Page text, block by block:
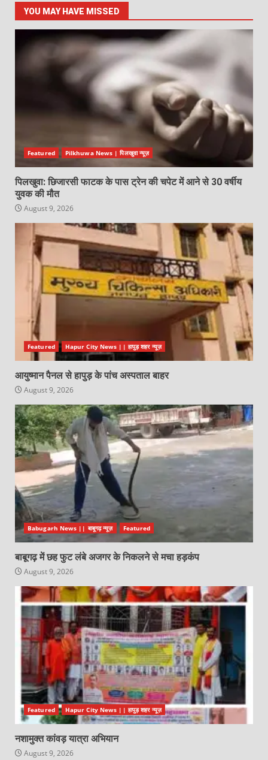
YOU MAY HAVE MISSED
Featured Pilkhuwa News | पिलखुवा न्यूज़
पिलखुवा: छिजारसी फाटक के पास ट्रेन की चपेट में आने से 30 वर्षीय
युवक की मौत
August 9, 2026
Featured Hapur City News || हापुड़ शहर न्यूज़
आयुष्मान पैनल से हापुड़ के पांच अस्पताल बाहर
August 9, 2026
Babugarh News || बाबूगढ़ न्यूज़ Featured
बाबूगढ़ में छह फुट लंबे अजगर के निकलने से मचा हड़कंप
August 9, 2026
Featured Hapur City News || हापुड़ शहर न्यूज़
नशामुक्त कांवड़ यात्रा अभियान
August 9, 2026